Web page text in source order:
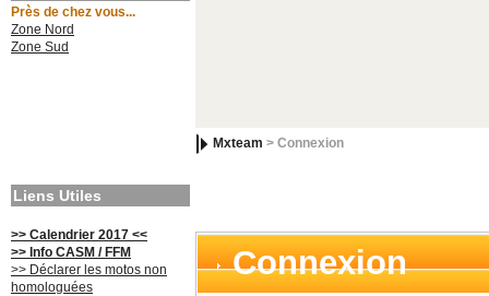
Près de chez vous...
Zone Nord
Zone Sud
Liens Utiles
>> Calendrier 2017 <<
>> Info CASM / FFM
>> Déclarer les motos non
homologuées
Mxteam > Connexion
Connexion